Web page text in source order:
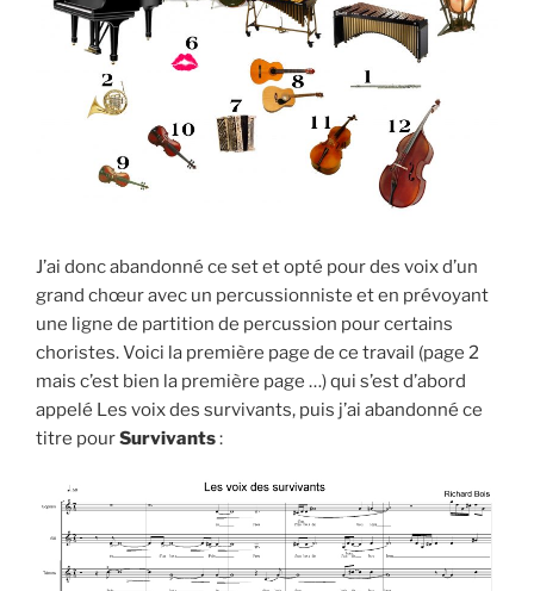
J’ai donc abandonné ce set et opté pour des voix d’un
grand chœur avec un percussionniste et en prévoyant
une ligne de partition de percussion pour certains
choristes. Voici la première page de ce travail (page 2
mais c’est bien la première page …) qui s’est d’abord
appelé Les voix des survivants, puis j’ai abandonné ce
titre pourSurvivants: